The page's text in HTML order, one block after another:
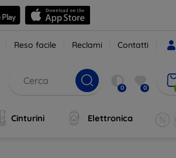
Reso facile Reclami Contatti
0 0
Cinturini Elettronica